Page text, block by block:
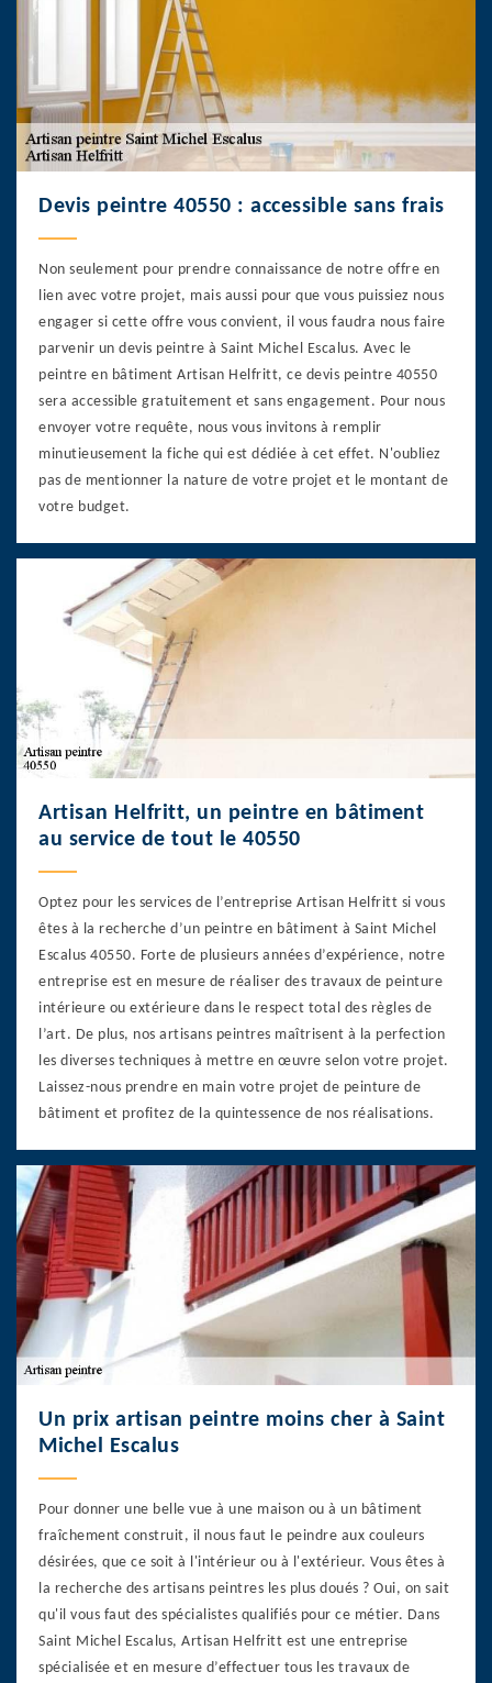
Devis peintre 40550 : accessible sans frais
Non seulement pour prendre connaissance de notre offre en
lien avec votre projet, mais aussi pour que vous puissiez nous
engager si cette offre vous convient, il vous faudra nous faire
parvenir un devis peintre à Saint Michel Escalus. Avec le
peintre en bâtiment Artisan Helfritt, ce devis peintre 40550
sera accessible gratuitement et sans engagement. Pour nous
envoyer votre requête, nous vous invitons à remplir
minutieusement la fiche qui est dédiée à cet effet. N'oubliez
pas de mentionner la nature de votre projet et le montant de
votre budget.
Artisan Helfritt, un peintre en bâtiment
au service de tout le 40550
Optez pour les services de l’entreprise Artisan Helfritt si vous
êtes à la recherche d’un peintre en bâtiment à Saint Michel
Escalus 40550. Forte de plusieurs années d’expérience, notre
entreprise est en mesure de réaliser des travaux de peinture
intérieure ou extérieure dans le respect total des règles de
l’art. De plus, nos artisans peintres maîtrisent à la perfection
les diverses techniques à mettre en œuvre selon votre projet.
Laissez-nous prendre en main votre projet de peinture de
bâtiment et profitez de la quintessence de nos réalisations.
Un prix artisan peintre moins cher à Saint
Michel Escalus
Pour donner une belle vue à une maison ou à un bâtiment
fraîchement construit, il nous faut le peindre aux couleurs
désirées, que ce soit à l'intérieur ou à l'extérieur. Vous êtes à
la recherche des artisans peintres les plus doués ? Oui, on sait
qu'il vous faut des spécialistes qualifiés pour ce métier. Dans
Saint Michel Escalus, Artisan Helfritt est une entreprise
spécialisée et en mesure d’effectuer tous les travaux de